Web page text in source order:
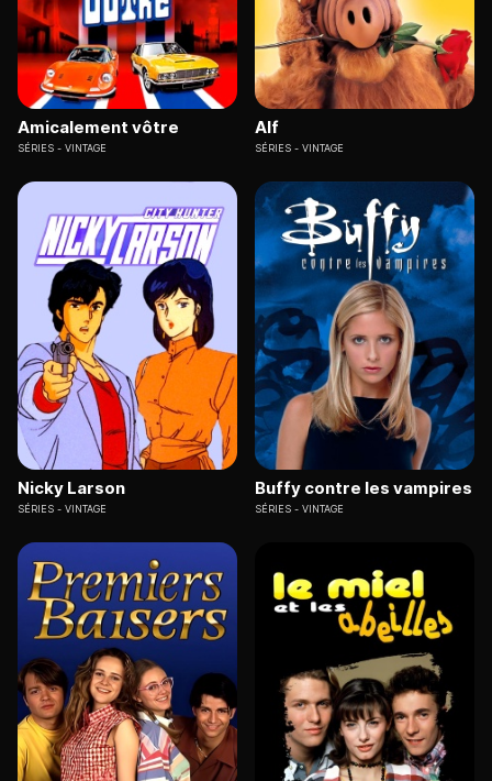
Amicalement vôtre
SÉRIES VINTAGE
Alf
SÉRIES VINTAGE
Nicky Larson
SÉRIES VINTAGE
Buffy contre les vampires
SÉRIES VINTAGE